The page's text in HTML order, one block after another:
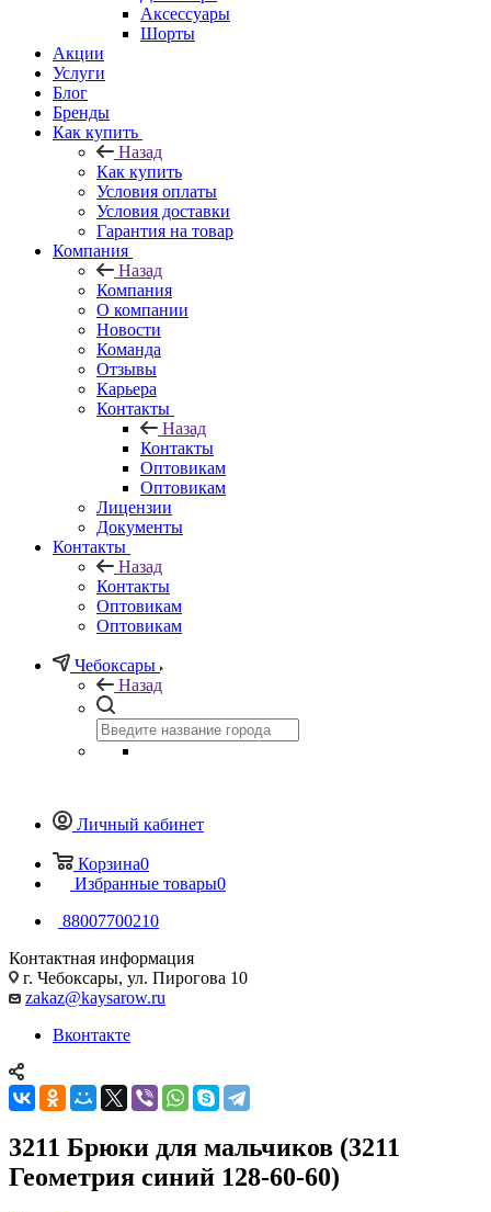
Аксессуары
Шорты
Акции
Услуги
Блог
Бренды
Как купить
Назад
Как купить
Условия оплаты
Условия доставки
Гарантия на товар
Компания
Назад
Компания
О компании
Новости
Команда
Отзывы
Карьера
Контакты
Назад
Контакты
Оптовикам
Оптовикам
Лицензии
Документы
Контакты
Назад
Контакты
Оптовикам
Оптовикам
Чебоксары
Назад
Личный кабинет
Корзина0
Избранные товары0
88007700210
Контактная информация
г. Чебоксары, ул. Пирогова 10
zakaz@kaysarow.ru
Вконтакте
3211 Брюки для мальчиков (3211
Геометрия синий 128-60-60)